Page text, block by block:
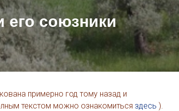
его союзники
примерно год тому назад и
текстом можно ознакомиться здесь ).